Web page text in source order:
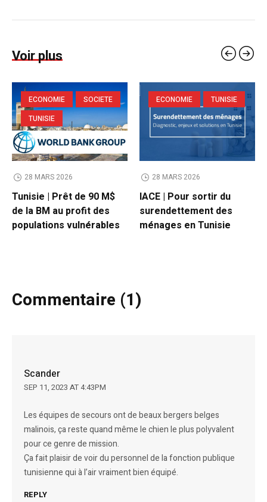
Voir plus
ECONOMIE
SOCIETE
TUNISIE
28 MARS 2026
Tunisie | Prêt de 90 M$
de la BM au profit des
populations vulnérables
ECONOMIE TUNISIE
28 MARS 2026
IACE | Pour sortir du
surendettement des
ménages en Tunisie
Commentaire (1)
Scander
SEP 11, 2023 AT 4:43PM
Les équipes de secours ont de beaux bergers belges
malinois, ça reste quand même le chien le plus polyvalent
pour ce genre de mission.
Ça fait plaisir de voir du personnel de la fonction publique
tunisienne qui à l’air vraiment bien équipé.
REPLY